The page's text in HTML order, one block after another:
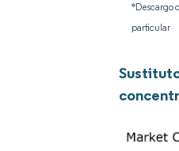
*Descargo
particular